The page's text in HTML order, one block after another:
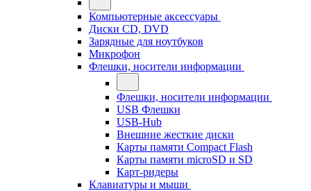
Компьютерные аксессуары
Диски CD, DVD
Зарядные для ноутбуков
Микрофон
Флешки, носители информации
Флешки, носители информации
USB Флешки
USB-Hub
Внешние жесткие диски
Карты памяти Compact Flash
Карты памяти microSD и SD
Карт-ридеры
Клавиатуры и мыши